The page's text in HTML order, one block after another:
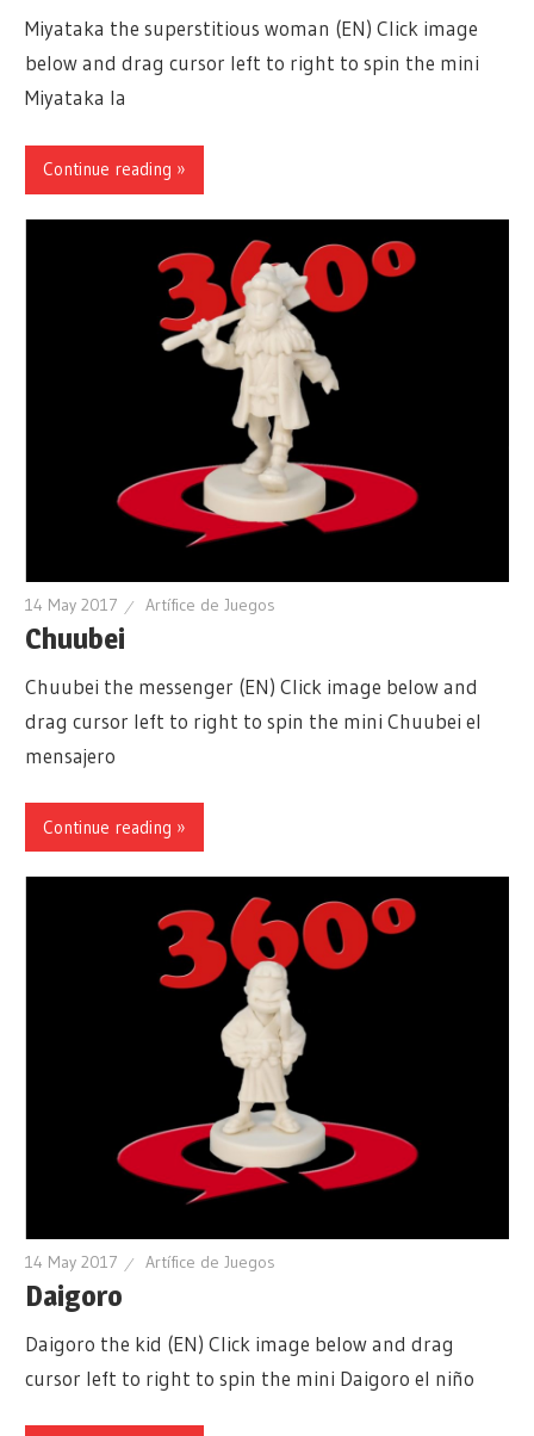
Miyataka the superstitious woman (EN) Click image
below and drag cursor left to right to spin the mini
Miyataka la
Continue reading »
14 May 2017 Artífice de Juegos
Chuubei
Chuubei the messenger (EN) Click image below and
drag cursor left to right to spin the mini Chuubei el
mensajero
Continue reading »
14 May 2017 Artífice de Juegos
Daigoro
Daigoro the kid (EN) Click image below and drag
cursor left to right to spin the mini Daigoro el niño